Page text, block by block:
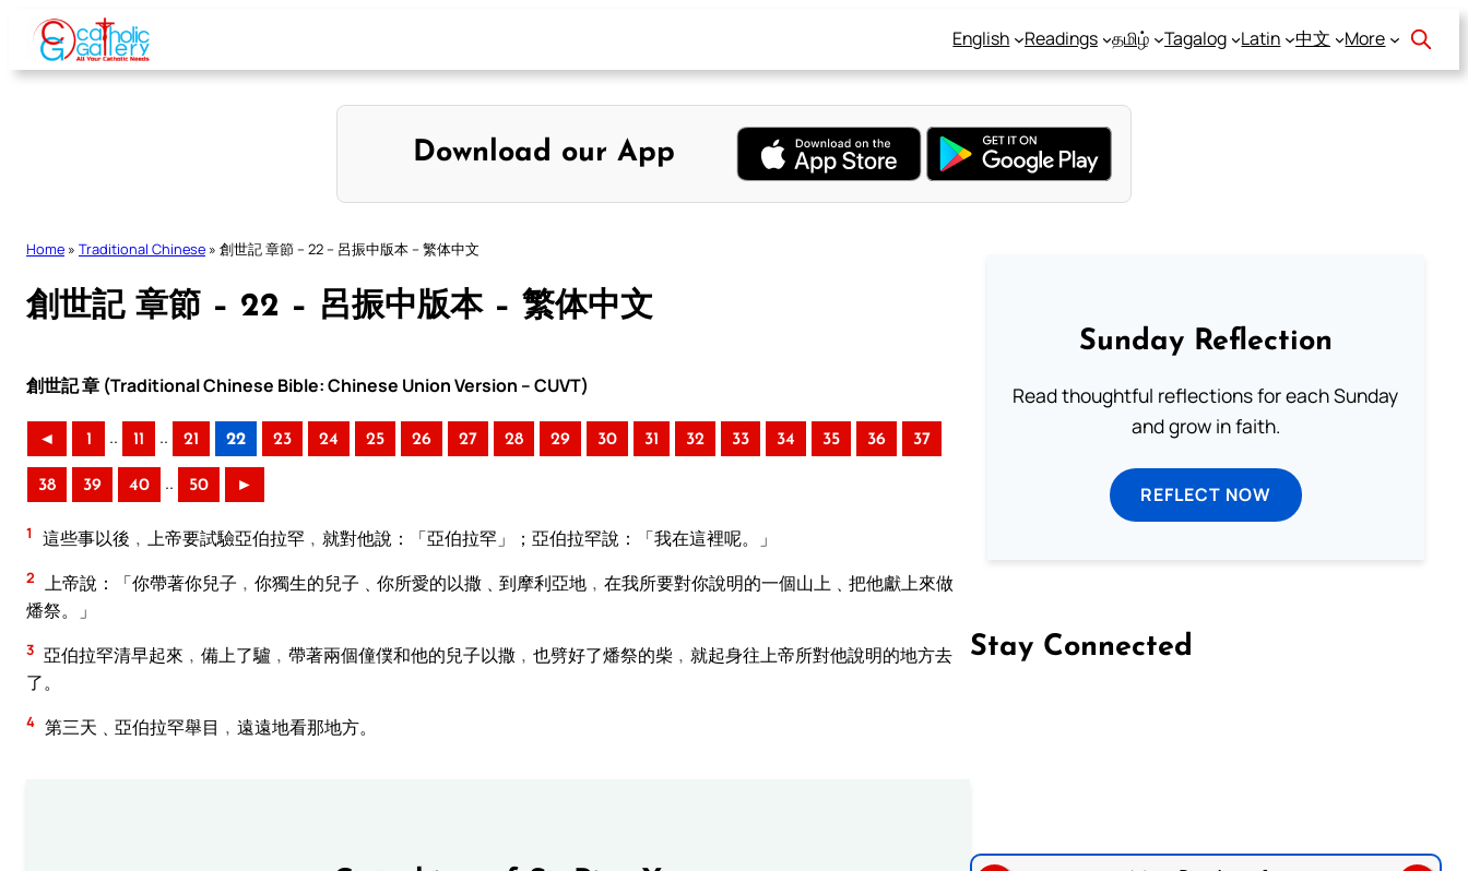
Skip
content
English Readings தமிழ் Tagalog Latin 中文 More
Download our App
Home » Traditional Chinese » 創世記 章節 – 22 – 呂振中版本 – 繁体中文
創世記 章節 – 22 – 呂振中版本 – 繁体中文
創世記 章 (Traditional Chinese Bible: Chinese Union Version – CUVT)
◄ 1 .. 11 .. 21 22 23 24 25 26 27 28 29 30 31 32 33 34 35 36 37
38 39 40 .. 50 ►
1 這些事以後﹐上帝要試驗亞伯拉罕﹐就對他說：「亞伯拉罕」；亞伯拉罕說：「我在這裡呢。」
2 上帝說：「你帶著你兒子﹐你獨生的兒子﹑你所愛的以撒﹑到摩利亞地﹐在我所要對你說明的一個山上﹑把他獻上來做
燔祭。」
3 亞伯拉罕清早起來﹐備上了驢﹐帶著兩個僮僕和他的兒子以撒﹐也劈好了燔祭的柴﹐就起身往上帝所對他說明的地方去
了。
4 第三天﹑亞伯拉罕舉目﹐遠遠地看那地方。
Sunday Reflection
Read thoughtful reflections for each Sunday
and grow in faith.
REFLECT NOW
Stay Connected